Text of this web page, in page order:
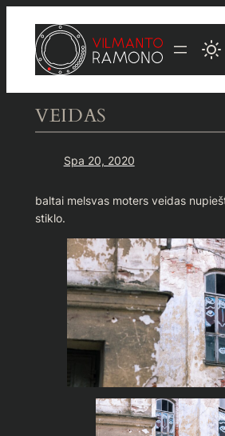
turinio
VEIDAS
Spa 20, 2020
baltai melsvas moters veidas
stiklo.